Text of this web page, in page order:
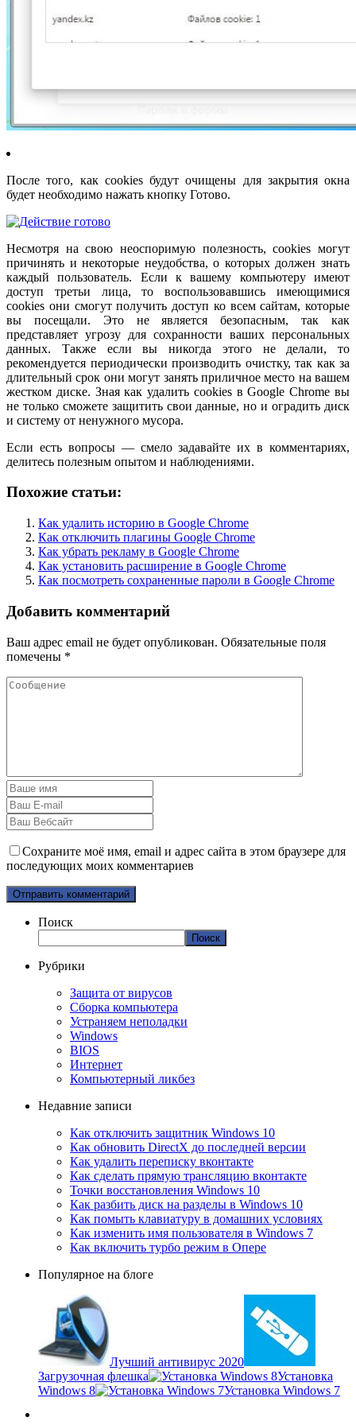
После того, как cookies будут очищены для закрытия окна
будет необходимо нажать кнопку Готово.
Несмотря на свою неоспоримую полезность, cookies могут
причинять и некоторые неудобства, о которых должен знать
каждый пользователь. Если к вашему компьютеру имеют
доступ третьи лица, то воспользовавшись имеющимися
cookies они смогут получить доступ ко всем сайтам, которые
вы посещали. Это не является безопасным, так как
представляет угрозу для сохранности ваших персональных
данных. Также если вы никогда этого не делали, то
рекомендуется периодически производить очистку, так как за
длительный срок они могут занять приличное место на вашем
жестком диске. Зная как удалить cookies в Google Chrome вы
не только сможете защитить свои данные, но и оградить диск
и систему от ненужного мусора.
Если есть вопросы — смело задавайте их в комментариях,
делитесь полезным опытом и наблюдениями.
Похожие статьи:
Как удалить историю в Google Chrome
Как отключить плагины Google Chrome
Как убрать рекламу в Google Chrome
Как установить расширение в Google Chrome
Как посмотреть сохраненные пароли в Google Chrome
Добавить комментарий
Ваш адрес email не будет опубликован. Обязательные поля
помечены *
Сохраните моё имя, email и адрес сайта в этом браузере для
последующих моих комментариев
Поиск
Поиск
Рубрики
Защита от вирусов
Сборка компьютера
Устраняем неполадки
Windows
BIOS
Интернет
Компьютерный ликбез
Недавние записи
Как отключить защитник Windows 10
Как обновить DirectX до последней версии
Как удалить переписку вконтакте
Как сделать прямую трансляцию вконтакте
Точки восстановления Windows 10
Как разбить диск на разделы в Windows 10
Как помыть клавиатуру в домашних условиях
Как изменить имя пользователя в Windows 7
Как включить турбо режим в Опере
Популярное на блоге
Лучший антивирус 2020
Загрузочная флешка
Установка
Windows 8
Установка Windows 7